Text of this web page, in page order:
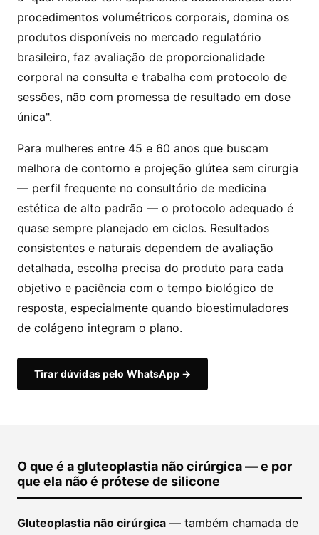
procedimentos volumétricos corporais, domina os
produtos disponíveis no mercado regulatório
brasileiro, faz avaliação de proporcionalidade
corporal na consulta e trabalha com protocolo de
sessões, não com promessa de resultado em dose
única".
Para mulheres entre 45 e 60 anos que buscam
melhora de contorno e projeção glútea sem cirurgia
— perfil frequente no consultório de medicina
estética de alto padrão — o protocolo adequado é
quase sempre planejado em ciclos. Resultados
consistentes e naturais dependem de avaliação
detalhada, escolha precisa do produto para cada
objetivo e paciência com o tempo biológico de
resposta, especialmente quando bioestimuladores
de colágeno integram o plano.
Tirar dúvidas pelo WhatsApp →
O que é a gluteoplastia não cirúrgica — e por
que ela não é prótese de silicone
Gluteoplastia não cirúrgica — também chamada de